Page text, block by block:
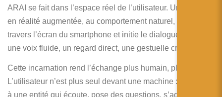
ARAI se fait dans l’espace réel de l’utilisateur. Un avatar
en réalité augmentée, au comportement naturel, apparaît à
travers l’écran du smartphone et initie le dialogue, avec
une voix fluide, un regard direct, une gestuelle crédible.
Cette incarnation rend l’échange plus humain, plus intuitif.
L’utilisateur n’est plus seul devant une machine : il est face
à une entité qui écoute, pose des questions, s’adapte, et se